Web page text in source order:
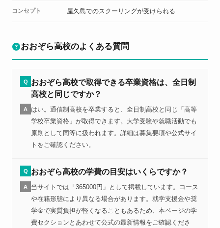
コンセプト 屋久島でのスクーリングが受けられる
おおぞら高校のよくある質問
Q
おおぞら高校で取得できる卒業資格は、全日制
高校と同じですか？
A
はい。通信制高校を卒業すると、全日制高校と同じ「高等
学校卒業資格」が取得できます。大学受験や就職活動でも
原則として同等に扱われます。詳細は募集要項や公式サイ
トをご確認ください。
Q おおぞら高校の学費の目安はいくらですか？
A
当サイトでは「365000円」として掲載しています。コース
や在籍形態により異なる場合があります。就学支援金や奨
学金で実質負担が軽くなることもあるため、本ページの学
費セクションとあわせて公式の最新情報をご確認くださ